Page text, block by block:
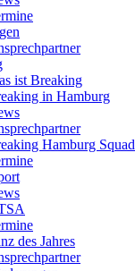
ist Breaking
in Hamburg
Hamburg Squad
des Jahres